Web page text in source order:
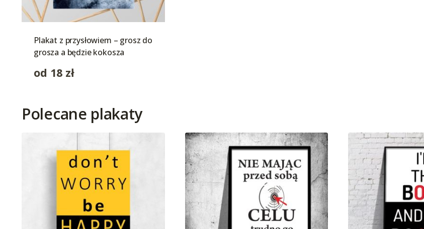
Plakat z przysłowiem – grosz do
grosza a będzie kokosza
od 18 zł
Polecane plakaty